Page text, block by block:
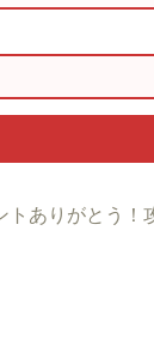
ありがとう！